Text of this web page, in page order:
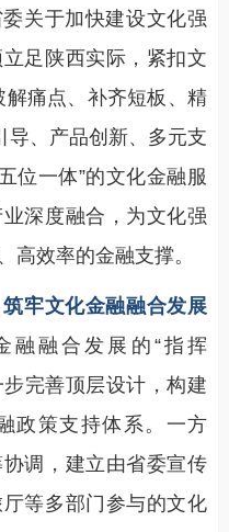
关于加快建设文化强
足陕西实际，紧扣文
解痛点、补齐短板、精
导、产品创新、多元支
位一体”的文化金融服
深度融合，为文化强
高效率的金融支撑。
筑牢文化金融融合发展
融融合发展的“指挥
步完善顶层设计，构建
政策支持体系。一方
调，建立由省委宣传
等多部门参与的文化